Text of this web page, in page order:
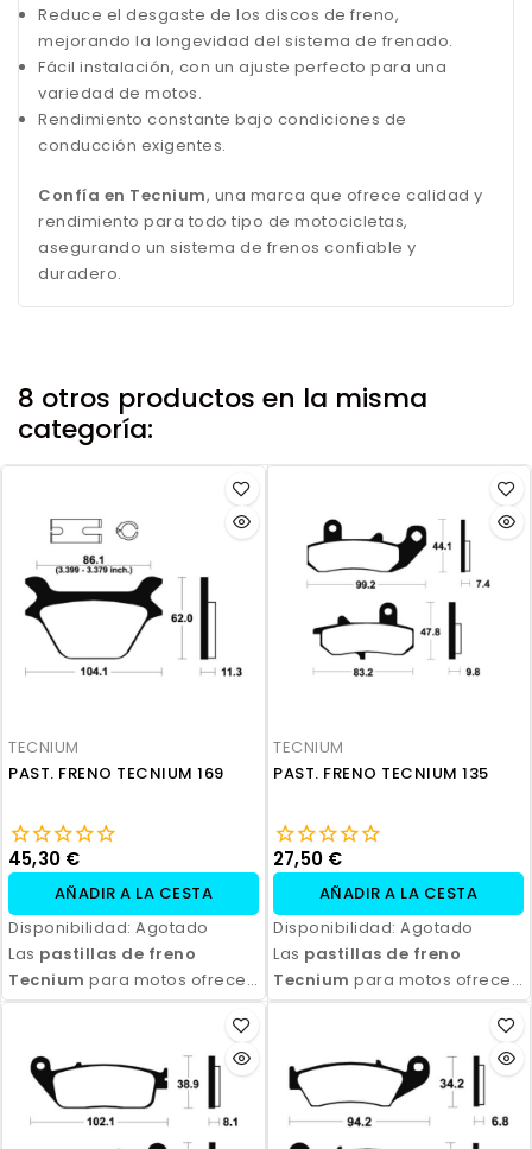
Reduce el desgaste de los discos de freno,
mejorando la longevidad del sistema de frenado.
Fácil instalación, con un ajuste perfecto para una
variedad de motos.
Rendimiento constante bajo condiciones de
conducción exigentes.
Confía en Tecnium, una marca que ofrece calidad y
rendimiento para todo tipo de motocicletas,
asegurando un sistema de frenos confiable y
duradero.
8 otros productos en la misma
categoría:
TECNIUM
PAST. FRENO TECNIUM 169
45,30 €
AÑADIR A LA CESTA
Disponibilidad: Agotado
Las pastillas de freno
Tecnium para motos ofrecen
un rendimiento de frenado
durabilidad y eficiencia.
Disponibles en compuestos
orgánicos, semi-metálicos y
TECNIUM
PAST. FRENO TECNIUM 135
27,50 €
AÑADIR A LA CESTA
Disponibilidad: Agotado
Las pastillas de freno
Tecnium para motos ofrecen
un rendimiento de frenado
durabilidad y eficiencia.
Disponibles en compuestos
orgánicos, semi-metálicos y